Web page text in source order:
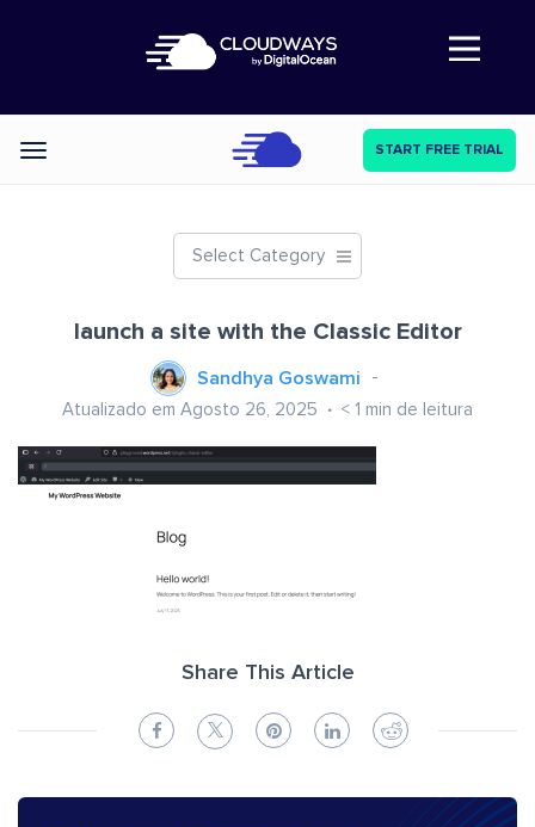
Abre a navegação
Categories START FREE TRIAL
Select Category
launch a site with the Classic Editor
Sandhya Goswami
Atualizado em Agosto 26, 2025 < 1 min de leitura
Share This Article